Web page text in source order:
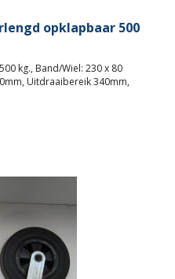
opklapbaar 500
kg., Band/Wiel: 230 x 80
Uitdraaibereik 340mm,